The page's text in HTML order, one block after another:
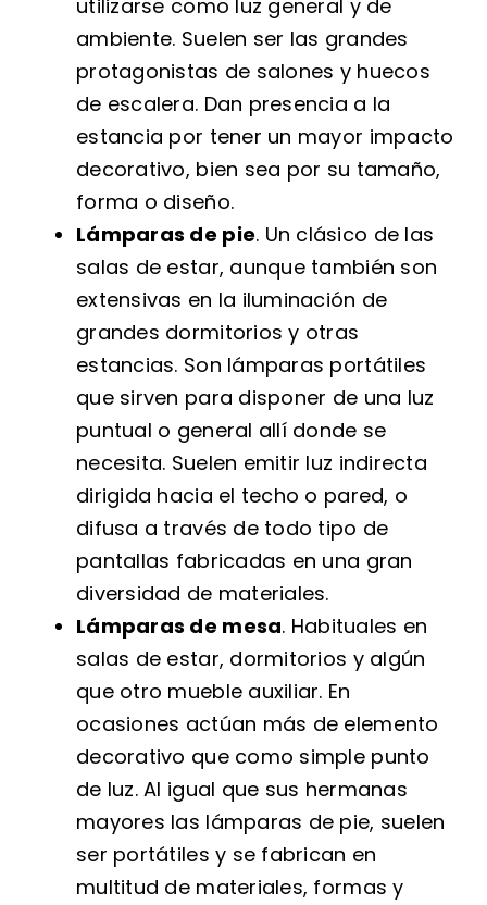
utilizarse como luz general y de
ambiente. Suelen ser las grandes
protagonistas de salones y huecos
de escalera. Dan presencia a la
estancia por tener un mayor impacto
decorativo, bien sea por su tamaño,
forma o diseño.
Lámparas de pie. Un clásico de las
salas de estar, aunque también son
extensivas en la iluminación de
grandes dormitorios y otras
estancias. Son lámparas portátiles
que sirven para disponer de una luz
puntual o general allí donde se
necesita. Suelen emitir luz indirecta
dirigida hacia el techo o pared, o
difusa a través de todo tipo de
pantallas fabricadas en una gran
diversidad de materiales.
Lámparas de mesa. Habituales en
salas de estar, dormitorios y algún
que otro mueble auxiliar. En
ocasiones actúan más de elemento
decorativo que como simple punto
de luz. Al igual que sus hermanas
mayores las lámparas de pie, suelen
ser portátiles y se fabrican en
multitud de materiales, formas y